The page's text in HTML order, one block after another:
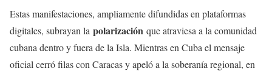
Estas manifestaciones, ampliamente difundidas en plataformas
digitales, subrayan la polarización que atraviesa a la comunidad
cubana dentro y fuera de la Isla. Mientras en Cuba el mensaje
oficial cerró filas con Caracas y apeló a la soberanía regional, en